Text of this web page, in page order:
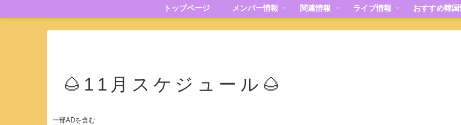
トップページ メンバー情報 関連情報 ライブ情報 おすすめ韓国
🌰11月スケジュール🌰
一部ADを含む